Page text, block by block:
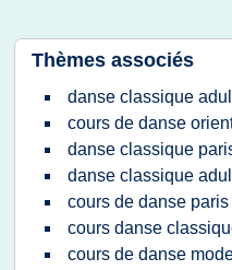
Thèmes associés
danse classique
cours de danse
danse classique
danse classique
cours de danse paris
cours danse
cours de danse